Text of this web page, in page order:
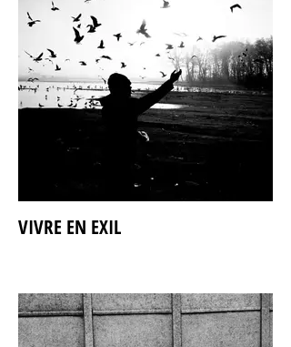
VIVRE EN EXIL